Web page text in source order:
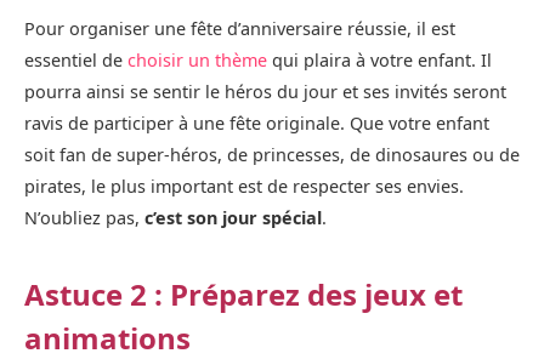
Pour organiser une fête d’anniversaire réussie, il est
essentiel de choisir un thème qui plaira à votre enfant. Il
pourra ainsi se sentir le héros du jour et ses invités seront
ravis de participer à une fête originale. Que votre enfant
soit fan de super-héros, de princesses, de dinosaures ou de
pirates, le plus important est de respecter ses envies.
N’oubliez pas, c’est son jour spécial.
Astuce 2 : Préparez des jeux et
animations